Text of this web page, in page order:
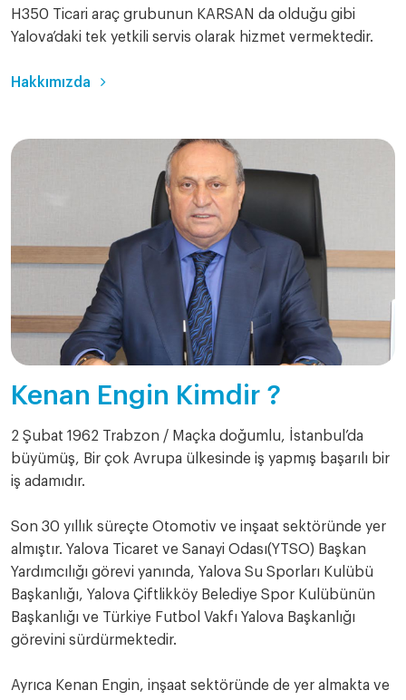
H350 Ticari araç grubunun KARSAN da olduğu gibi
Yalova’daki tek yetkili servis olarak hizmet vermektedir.
Hakkımızda
Kenan Engin Kimdir ?
2 Şubat 1962 Trabzon / Maçka doğumlu, İstanbul’da
büyümüş, Bir çok Avrupa ülkesinde iş yapmış başarılı bir
iş adamıdır.
Son 30 yıllık süreçte Otomotiv ve inşaat sektöründe yer
almıştır. Yalova Ticaret ve Sanayi Odası(YTSO) Başkan
Yardımcılığı görevi yanında, Yalova Su Sporları Kulübü
Başkanlığı, Yalova Çiftlikköy Belediye Spor Kulübünün
Başkanlığı ve Türkiye Futbol Vakfı Yalova Başkanlığı
görevini sürdürmektedir.
Ayrıca Kenan Engin, inşaat sektöründe de yer almakta ve